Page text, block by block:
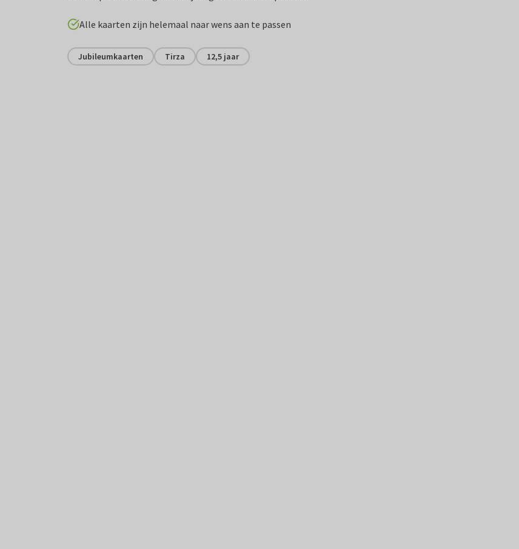
Alle kaarten zijn helemaal naar wens aan te passen
Jubileumkaarten Tirza 12,5 jaar